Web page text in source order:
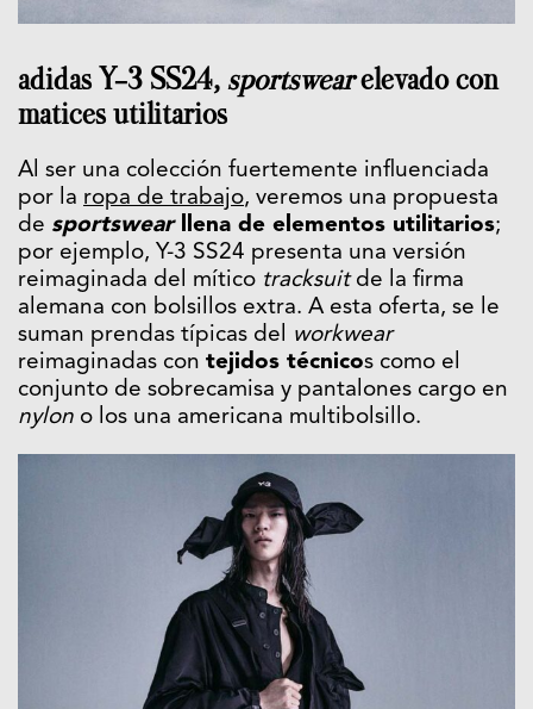
adidas Y-3 SS24, sportswearelevado con
matices utilitarios
Al ser una colección fuertemente influenciada
por la ropa de trabajo, veremos una propuesta
de sportswearllena de elementos utilitarios;
por ejemplo, Y-3 SS24 presenta una versión
reimaginada del mítico tracksuitde la firma
alemana con bolsillos extra. A esta oferta, se le
suman prendas típicas del
workwear
reimaginadas con tejidos técnicos como el
conjunto de sobrecamisa y pantalones cargo en
nylon o los una americana multibolsillo.